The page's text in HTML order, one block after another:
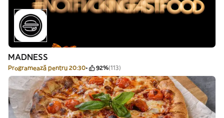
MADNESS
Programează pentru 20:30 92%(113)